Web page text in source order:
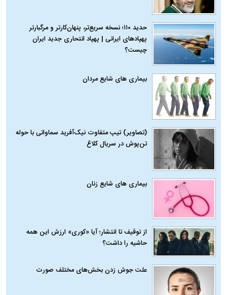
حدید ۱۱۰؛ نسخه سریع‌تر، پنهان‌کارتر و مرگبارتر
پهپادهای ایرانی | پهپاد انتحاری جدید ایران
چیست؟
بیماری‌ های شایع مردان
(تصاویر) تیپ متفاوت نیک‌آفرید سماواتی با حوله
تن‌پوش در سریال کلاغ
بیماری‌ های شایع زنان
از توقیف تا انتشار؛ آیا «کوری» ارزش این همه
حاشیه را داشت؟
علت جوش زدن بخش‌های مختلف صورت